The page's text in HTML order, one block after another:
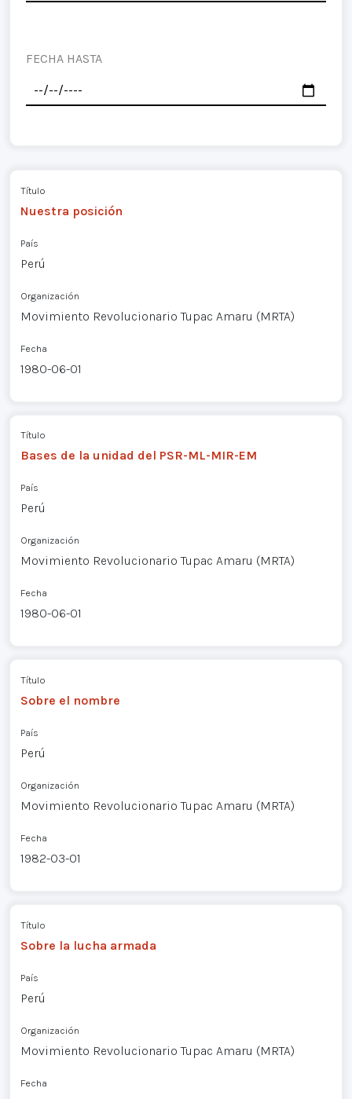
FECHA HASTA
Título
Nuestra posición
País
Perú
Organización
Movimiento Revolucionario Tupac Amaru (MRTA)
Fecha
1980-06-01
Título
Bases de la unidad del PSR-ML-MIR-EM
País
Perú
Organización
Movimiento Revolucionario Tupac Amaru (MRTA)
Fecha
1980-06-01
Título
Sobre el nombre
País
Perú
Organización
Movimiento Revolucionario Tupac Amaru (MRTA)
Fecha
1982-03-01
Título
Sobre la lucha armada
País
Perú
Organización
Movimiento Revolucionario Tupac Amaru (MRTA)
Fecha